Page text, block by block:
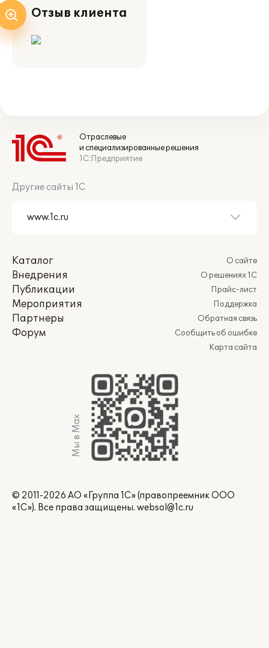
Отзыв клиента
Отраслевые
и специализированные решения
1С:Предприятие
Другие сайты 1С
Каталог
Внедрения
Публикации
Мероприятия
Партнеры
Форум
О сайте
О решениях 1С
Прайс-лист
Поддержка
Обратная связь
Сообщить об ошибке
Карта сайта
Мы в Max
© 2011-2026 АО «Группа 1С» (правопреемник ООО
«1С»). Все права защищены. websol@1c.ru